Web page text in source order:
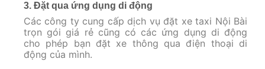
3. Đặt qua ứng dụng di động
Các công ty cung cấp dịch vụ đặt xe taxi Nội Bài
trọn gói giá rẻ cũng có các ứng dụng di động
cho phép bạn đặt xe thông qua điện thoại di
động của mình.